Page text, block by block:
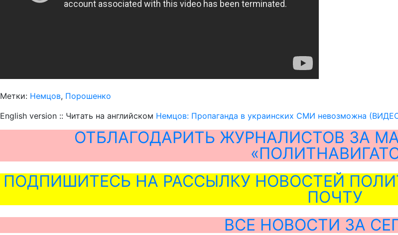
Метки: Немцов, Порошенко
English version :: Читать на английском Немцов: Пропаганда в украинских СМИ невозможна
ОТБЛАГОДАРИТЬ ЖУРНАЛИСТОВ ЗА
ПОДПИШИТЕСЬ НА РАССЫЛКУ НОВОСТЕЙ
ПОЧТУ
ВСЕ НОВОСТИ ЗА